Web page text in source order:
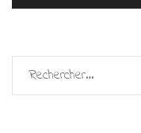
Rechercher :